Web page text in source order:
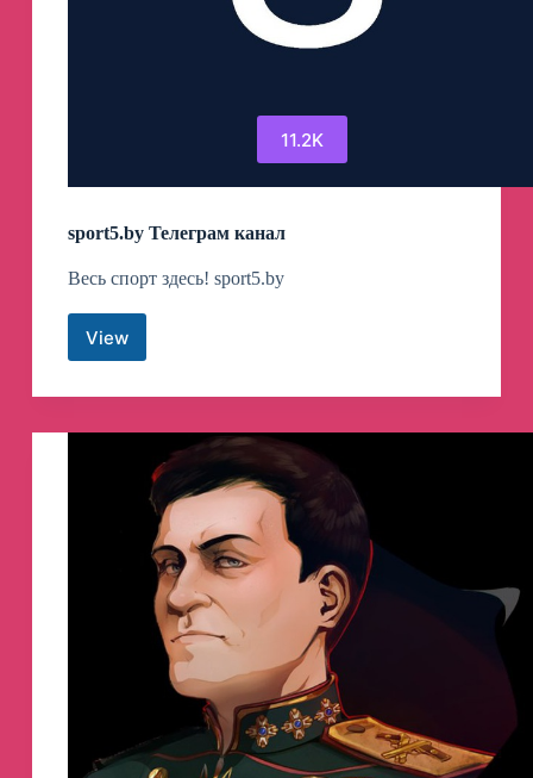
11.2K
sport5.by Телеграм канал
Весь спорт здесь! sport5.by
Viewsport5.by
канал